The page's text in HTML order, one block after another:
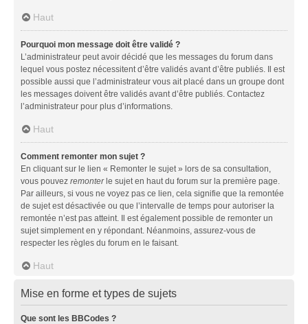
Haut
Pourquoi mon message doit être validé ?
L’administrateur peut avoir décidé que les messages du forum dans
lequel vous postez nécessitent d’être validés avant d’être publiés. Il est
possible aussi que l’administrateur vous ait placé dans un groupe dont
les messages doivent être validés avant d’être publiés. Contactez
l’administrateur pour plus d’informations.
Haut
Comment remonter mon sujet ?
En cliquant sur le lien « Remonter le sujet » lors de sa consultation,
vous pouvez remonterle sujet en haut du forum sur la première page.
Par ailleurs, si vous ne voyez pas ce lien, cela signifie que la remontée
de sujet est désactivée ou que l’intervalle de temps pour autoriser la
remontée n’est pas atteint. Il est également possible de remonter un
sujet simplement en y répondant. Néanmoins, assurez-vous de
respecter les règles du forum en le faisant.
Haut
Mise en forme et types de sujets
Que sont les BBCodes ?